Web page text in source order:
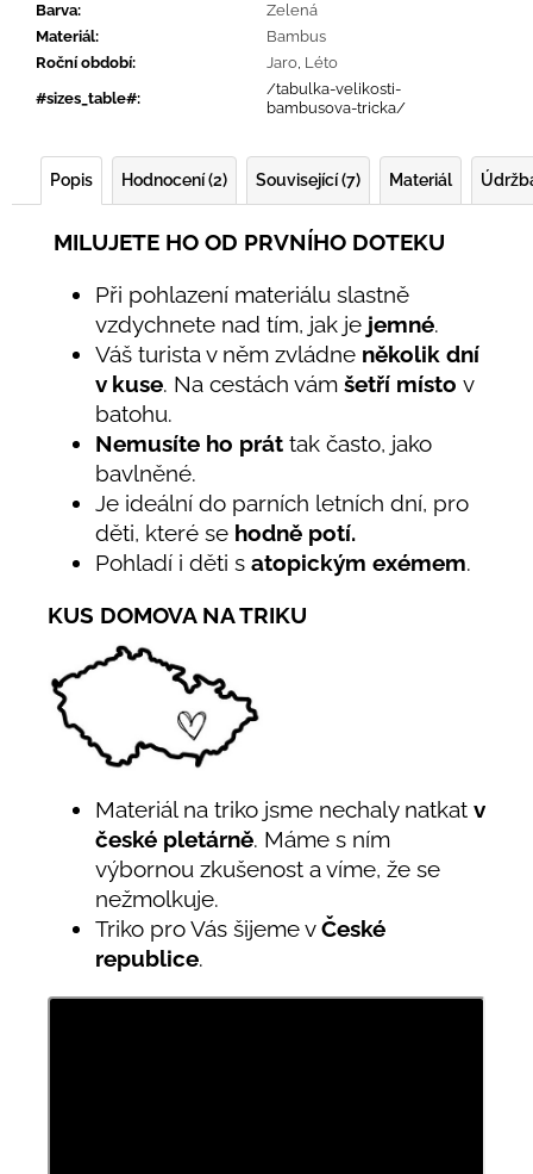
Barva:
Zelená
Materiál:
Bambus
Roční období: Jaro, Léto
#sizes_table#:
/tabulka-velikosti-
bambusova-tricka/
Popis Hodnocení (2) Související (7) Materiál
MILUJETE HO OD PRVNÍHO DOTEKU
Při pohlazení materiálu slastně
vzdychnete nad tím, jak je jemné.
Váš turista v něm zvládne několik dní
v kuse. Na cestách vám šetří místo v
batohu.
Nemusíte ho prát tak často, jako
bavlněné.
Je ideální do parních letních dní, pro
děti, které se hodně potí.
Pohladí i děti s atopickým exémem.
KUS DOMOVA NA TRIKU
Materiál na triko jsme nechaly natkat v
české pletárně. Máme s ním
výbornou zkušenost a víme, že se
nežmolkuje.
Triko pro Vás šijeme vČeské
republice.